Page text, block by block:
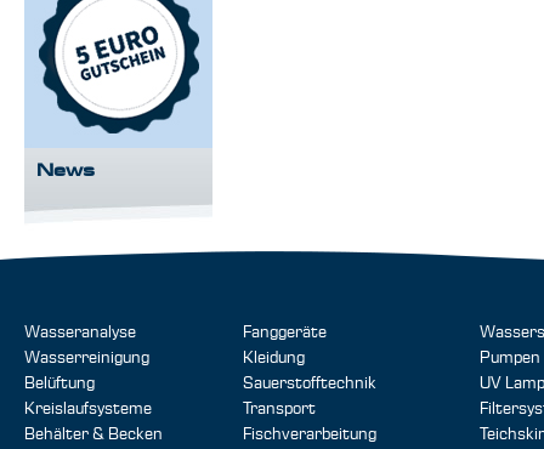
News
Wasseranalyse
Wasserreinigung
Belüftung
Kreislaufsysteme
Behälter & Becken
Fanggeräte
Kleidung
Sauerstofftechnik
Transport
Fischverarbeitung
Pumpen
UV